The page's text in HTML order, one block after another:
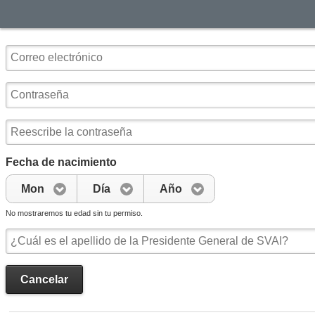
Fecha de nacimiento
Mon Día Año
No mostraremos tu edad sin tu permiso.
Cancelar